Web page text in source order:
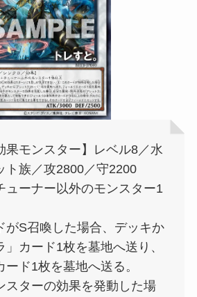
果モンスター】レベル8／水
ト族／攻2800／守2200
ューナー以外のモンスター1
S召喚した場合、デッキか
」カード1枚を墓地へ送り、
ード1枚を墓地へ送る。
ターの効果を発動した場